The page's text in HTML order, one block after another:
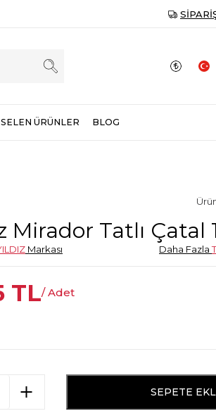
ÜRÜNLER BLOG
Mirador Tatlı Çatal
Markası Daha Fazla
TL/ Adet
SEPETE